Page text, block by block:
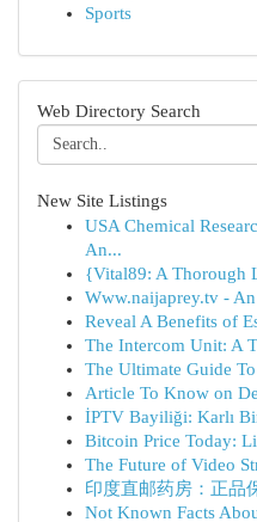
Sports
Web Directory Search
New Site Listings
USA Chemical
An...
{Vital89: A Thorough
Www.naijaprey.tv -
Reveal A Benefits of
The Intercom Unit: A
The Ultimate Guide
Article To Know on
İPTV Bayiliği: Karlı Bir
Bitcoin Price Today:
The Future of Video
印度直邮药房：正品
Not Known Facts